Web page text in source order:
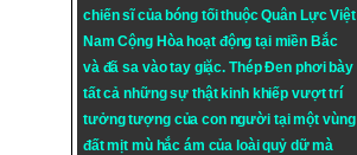
chiến sĩ của bóng tối thuộc Quân Lực Việt
Nam Cộng Hòa hoạt động tại miền Bắc
và đã sa vào tay giặc. Thép Đen phơi bày
tất cả những sự thật kinh khiếp vượt trí
tưởng tượng của con người tại một vùng
đất mịt mù hắc ám của loài quỷ dữ mà